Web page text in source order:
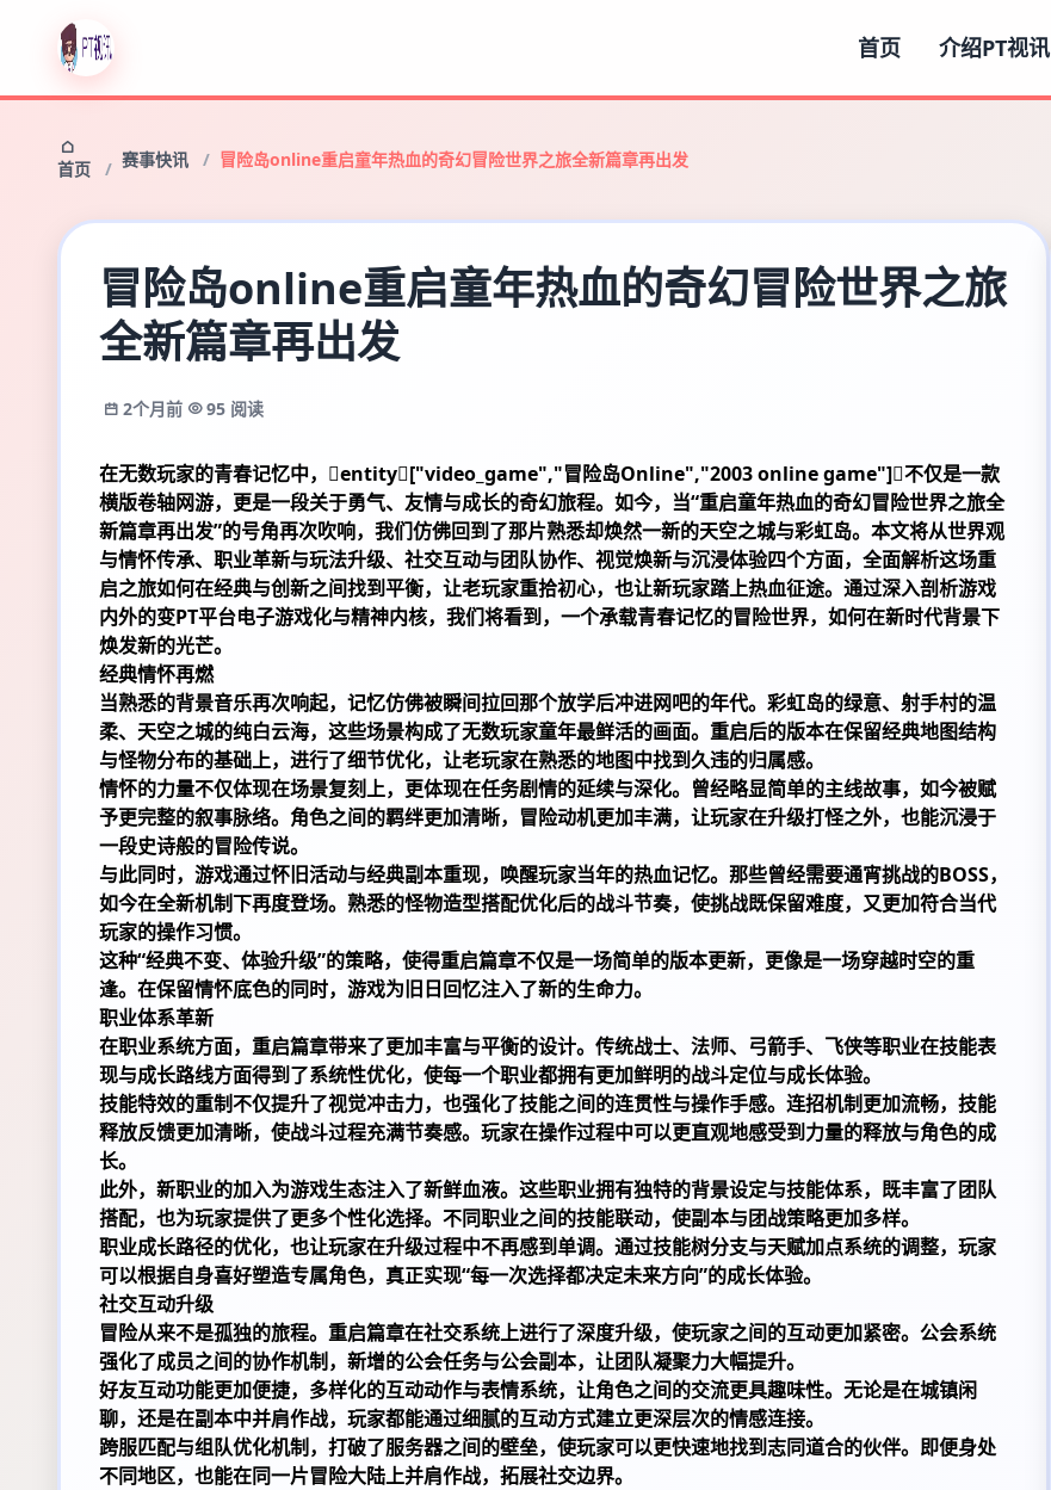
首页 介绍PT视讯
首页 赛事快讯 冒险岛online重启童年热血的奇幻冒险世界之旅全新篇章再出发
冒险岛online重启童年热血的奇幻冒险世界之旅
全新篇章再出发
2个月前 95 阅读
在无数玩家的青春记忆中，entity["video_game","冒险岛Online","2003 online game"]不仅是一款
横版卷轴网游，更是一段关于勇气、友情与成长的奇幻旅程。如今，当“重启童年热血的奇幻冒险世界之旅全
新篇章再出发”的号角再次吹响，我们仿佛回到了那片熟悉却焕然一新的天空之城与彩虹岛。本文将从世界观
与情怀传承、职业革新与玩法升级、社交互动与团队协作、视觉焕新与沉浸体验四个方面，全面解析这场重
启之旅如何在经典与创新之间找到平衡，让老玩家重拾初心，也让新玩家踏上热血征途。通过深入剖析游戏
内外的变PT平台电子游戏化与精神内核，我们将看到，一个承载青春记忆的冒险世界，如何在新时代背景下
焕发新的光芒。
经典情怀再燃
当熟悉的背景音乐再次响起，记忆仿佛被瞬间拉回那个放学后冲进网吧的年代。彩虹岛的绿意、射手村的温
柔、天空之城的纯白云海，这些场景构成了无数玩家童年最鲜活的画面。重启后的版本在保留经典地图结构
与怪物分布的基础上，进行了细节优化，让老玩家在熟悉的地图中找到久违的归属感。
情怀的力量不仅体现在场景复刻上，更体现在任务剧情的延续与深化。曾经略显简单的主线故事，如今被赋
予更完整的叙事脉络。角色之间的羁绊更加清晰，冒险动机更加丰满，让玩家在升级打怪之外，也能沉浸于
一段史诗般的冒险传说。
与此同时，游戏通过怀旧活动与经典副本重现，唤醒玩家当年的热血记忆。那些曾经需要通宵挑战的BOSS，
如今在全新机制下再度登场。熟悉的怪物造型搭配优化后的战斗节奏，使挑战既保留难度，又更加符合当代
玩家的操作习惯。
这种“经典不变、体验升级”的策略，使得重启篇章不仅是一场简单的版本更新，更像是一场穿越时空的重
逢。在保留情怀底色的同时，游戏为旧日回忆注入了新的生命力。
职业体系革新
在职业系统方面，重启篇章带来了更加丰富与平衡的设计。传统战士、法师、弓箭手、飞侠等职业在技能表
现与成长路线方面得到了系统性优化，使每一个职业都拥有更加鲜明的战斗定位与成长体验。
技能特效的重制不仅提升了视觉冲击力，也强化了技能之间的连贯性与操作手感。连招机制更加流畅，技能
释放反馈更加清晰，使战斗过程充满节奏感。玩家在操作过程中可以更直观地感受到力量的释放与角色的成
长。
此外，新职业的加入为游戏生态注入了新鲜血液。这些职业拥有独特的背景设定与技能体系，既丰富了团队
搭配，也为玩家提供了更多个性化选择。不同职业之间的技能联动，使副本与团战策略更加多样。
职业成长路径的优化，也让玩家在升级过程中不再感到单调。通过技能树分支与天赋加点系统的调整，玩家
可以根据自身喜好塑造专属角色，真正实现“每一次选择都决定未来方向”的成长体验。
社交互动升级
冒险从来不是孤独的旅程。重启篇章在社交系统上进行了深度升级，使玩家之间的互动更加紧密。公会系统
强化了成员之间的协作机制，新增的公会任务与公会副本，让团队凝聚力大幅提升。
好友互动功能更加便捷，多样化的互动动作与表情系统，让角色之间的交流更具趣味性。无论是在城镇闲
聊，还是在副本中并肩作战，玩家都能通过细腻的互动方式建立更深层次的情感连接。
跨服匹配与组队优化机制，打破了服务器之间的壁垒，使玩家可以更快速地找到志同道合的伙伴。即便身处
不同地区，也能在同一片冒险大陆上并肩作战，拓展社交边界。